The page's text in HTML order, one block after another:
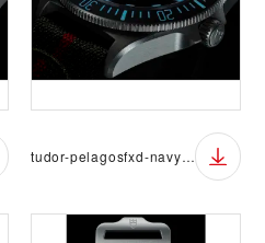
tudor-pelagosfxd-navy-06